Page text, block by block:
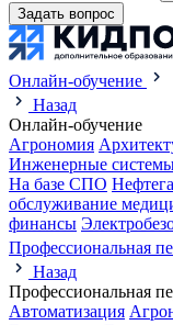
Задать вопрос
Онлайн-обучение
Назад
Онлайн-обучение
Агрономия
Инженерные
На базе СПО
обслуживание
финансы
Профессиональная
Назад
Профессиональная
Автоматизация